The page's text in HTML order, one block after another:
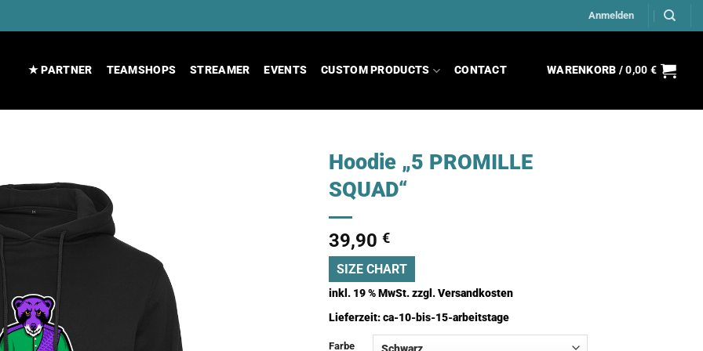
Anmelden
★ PARTNER TEAMSHOPS STREAMER EVENTS CUSTOM PRODUCTS CONTACT WARENKORB /0,00 €
Hoodie „5 PROMILLE
SQUAD“
39,90 €
SIZE CHART
inkl. 19 % MwSt.zzgl.Versandkosten
Lieferzeit:ca-10-bis-15-arbeitstage
Farbe